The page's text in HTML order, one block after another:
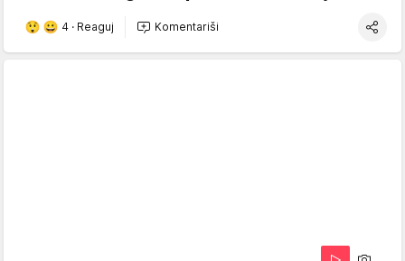
4 · Reaguj Komentariši